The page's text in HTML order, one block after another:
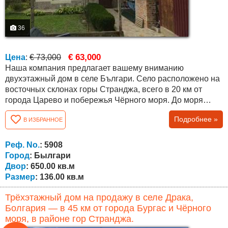
36
Цена: € 73,000 € 63,000
Наша компания предлагает вашему вниманию
двухэтажный дом в селе Българи. Село расположено на
восточных склонах горы Странджа, всего в 20 км от
города Царево и побережья Чёрного моря. До моря
ведёт хорошая дорога, а также круглый год курсирует
регулярный транспорт. Дом находится на окраине села,
недалеко от музея, и из него открывается прекрасный
вид на горы. Площадь участка составляет 650 кв. м . В
саду растут фруктовые деревья и...
В ИЗБРАННОЕ Подробнее »
Реф. No.: 5908
Город: Былгари
Двор: 650.00 кв.м
Размер: 136.00 кв.м
Трёхэтажный дом на продажу в селе Драка,
Болгария — в 45 км от города Бургас и Чёрного
моря, в районе гор Странджа.